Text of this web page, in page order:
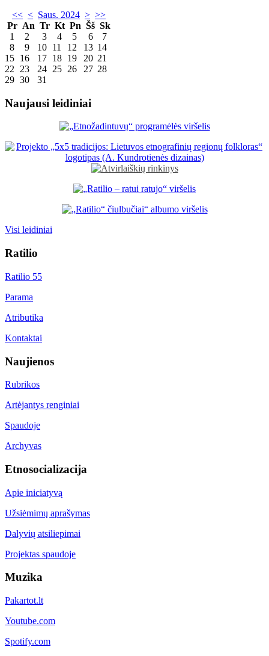
<< < Saus. 2024 > >>
Pr An Tr Kt Pn Šš Sk
1
2 3 4 5 6
7
8
9 10 11 12 13 14
15 16 17 18 19 20 21
22
23 24 25 26 27 28
29 30 31
Naujausi leidiniai
Visi leidiniai
Ratilio
Ratilio 55
Parama
Atributika
Kontaktai
Naujienos
Rubrikos
Artėjantys renginiai
Spaudoje
Archyvas
Etnosocializacija
Apie iniciatyvą
Užsiėmimų aprašymas
Dalyvių atsiliepimai
Projektas spaudoje
Muzika
Pakartot.lt
Youtube.com
Spotify.com